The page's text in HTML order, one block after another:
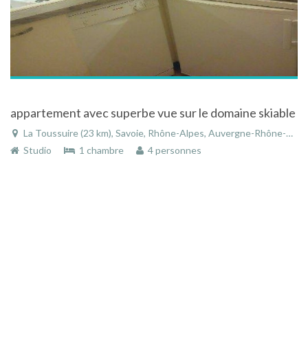
appartement avec superbe vue sur le domaine skiable
La Toussuire (23 km), Savoie, Rhône-Alpes, Auvergne-Rhône-Alpes, France
Studio
1 chambre 4 personnes